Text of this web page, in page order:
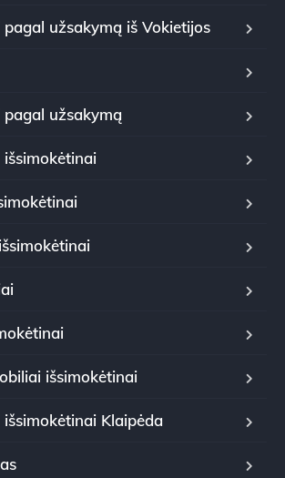
užsakymą iš Vokietijos
užsakymą
išsimokėtinai
Klaipėda